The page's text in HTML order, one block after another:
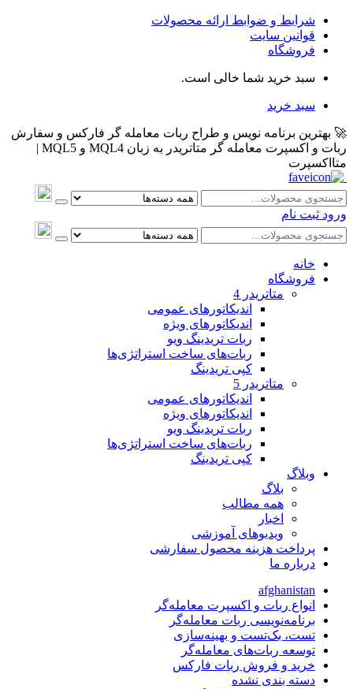
شرایط و ضوابط ارائه محصولات
قوانین سایت
فروشگاه
سبد خرید شما خالی است.
سبد خرید
🚀 بهترین برنامه نویس و طراح ربات معامله گر فارکس و سفارش
ربات و اکسپرت معامله گر متاتریدر به زبان MQL4 و MQL5 |
متااکسپرت
ورود ثبت نام
خانه
فروشگاه
متاتريدر 4
اندیکاتورهای عمومی
اندیکاتورهای ویژه
ربات تریدینگ ویو
ربات‌های ساخت استراتژی‌ها
کپی تریدینگ
متاتريدر 5
اندیکاتورهای عمومی
اندیکاتورهای ویژه
ربات تریدینگ ویو
ربات‌های ساخت استراتژی‌ها
کپی تریدینگ
وبلاگ
بلاگ
همه مطالب
اخبار
ویدیوهای آموزشی
پرداخت هزینه محصول سفارشی
درباره ما
afghanistan
انواع ربات و اکسپرت معامله‌گر
برنامه‌نویسی ربات معامله‌گر
تست، بک‌تست و بهینه‌سازی
توسعه ربات‌های معامله‌گر
خرید و فروش ربات فارکس
دسته بندی نشده